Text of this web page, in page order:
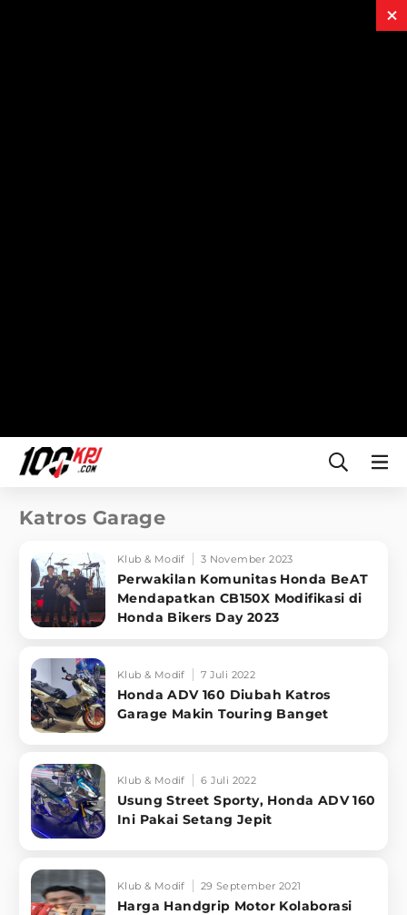
Katros Garage
Klub & Modif 3 November 2023
Perwakilan Komunitas Honda BeAT
Mendapatkan CB150X Modifikasi di
Honda Bikers Day 2023
Klub & Modif 7 Juli 2022
Honda ADV 160 Diubah Katros
Garage Makin Touring Banget
Klub & Modif 6 Juli 2022
Usung Street Sporty, Honda ADV 160
Ini Pakai Setang Jepit
Klub & Modif 29 September 2021
Harga Handgrip Motor Kolaborasi